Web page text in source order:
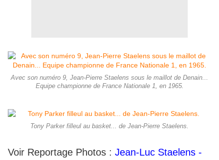
Avec son numéro 9, Jean-Pierre Staelens sous le maillot de Denain...
Equipe championne de France Nationale 1, en 1965.
Tony Parker filleul au basket... de Jean-Pierre Staelens.
Voir Reportage Photos : Jean-Luc Staelens -